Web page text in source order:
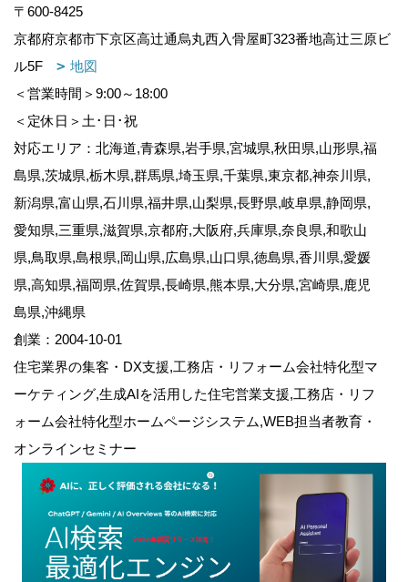
〒600-8425
京都府京都市下京区高辻通烏丸西入骨屋町323番地高辻三原ビ
ル5F
地図
＜営業時間＞9:00～18:00
＜定休日＞土･日･祝
対応エリア：北海道,青森県,岩手県,宮城県,秋田県,山形県,福
島県,茨城県,栃木県,群馬県,埼玉県,千葉県,東京都,神奈川県,
新潟県,富山県,石川県,福井県,山梨県,長野県,岐阜県,静岡県,
愛知県,三重県,滋賀県,京都府,大阪府,兵庫県,奈良県,和歌山
県,鳥取県,島根県,岡山県,広島県,山口県,徳島県,香川県,愛媛
県,高知県,福岡県,佐賀県,長崎県,熊本県,大分県,宮崎県,鹿児
島県,沖縄県
創業：2004-10-01
住宅業界の集客・DX支援,工務店・リフォーム会社特化型マ
ーケティング,生成AIを活用した住宅営業支援,工務店・リフ
ォーム会社特化型ホームページシステム,WEB担当者教育・
オンラインセミナー